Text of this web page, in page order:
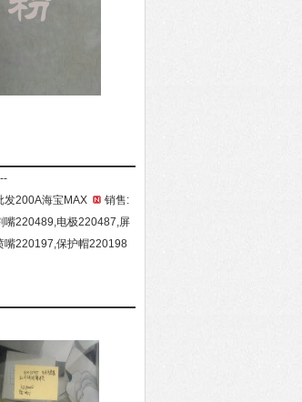
发200A海宝MAX
销售:
嘴220489,电极220487,屏
嘴220197,保护帽220198